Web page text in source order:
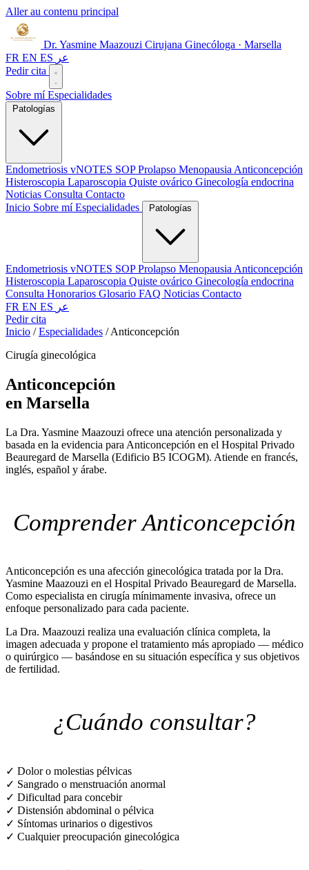
Aller au contenu principal
Dr. Yasmine Maazouzi Cirujana Ginecóloga · Marsella
FR EN ES عر
Pedir cita
Sobre míEspecialidades
Endometriosis vNOTES SOPProlapso Menopausia Anticoncepción
Histeroscopia Laparoscopia Quiste ovárico Ginecología endocrina
Noticias Consulta Contacto
Inicio Sobre míEspecialidades
Endometriosis vNOTES SOPProlapso Menopausia Anticoncepción
Histeroscopia Laparoscopia Quiste ovárico Ginecología endocrina
Consulta Honorarios Glosario FAQ Noticias Contacto
FR EN ES عر
Pedir cita
Inicio / Especialidades / Anticoncepción
Cirugía ginecológica
Anticoncepción
en Marsella
La Dra. Yasmine Maazouzi ofrece una atención personalizada y
basada en la evidencia para Anticoncepción en el Hospital Privado
Beauregard de Marsella (Edificio B5 ICOGM). Atiende en francés,
inglés, español y árabe.
Comprender Anticoncepción
Anticoncepción es una afección ginecológica tratada por la Dra.
Yasmine Maazouzi en el Hospital Privado Beauregard de Marsella.
Como especialista en cirugía mínimamente invasiva, ofrece un
enfoque personalizado para cada paciente.
La Dra. Maazouzi realiza una evaluación clínica completa, la
imagen adecuada y propone el tratamiento más apropiado — médico
o quirúrgico — basándose en su situación específica y sus objetivos
de fertilidad.
¿Cuándo consultar?
✓ Dolor o molestias pélvicas
✓ Sangrado o menstruación anormal
✓ Dificultad para concebir
✓ Distensión abdominal o pélvica
✓ Síntomas urinarios o digestivos
✓ Cualquier preocupación ginecológica